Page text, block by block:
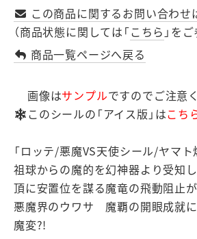
この商品に関するお問い合わせ
（商品状態に関しては「こちら 」を
商品一覧ページへ戻る
画像はサンプルですのでご注意
このシールの「アイス版」はこち
「ロッテ/悪魔VS天使シール/ヤマト
祖球からの魔的を幻神器より受知
頂に安置位を謀る魔竜の飛動阻止
悪魔界のウワサ 魔覇の開眼成就
魔変?!